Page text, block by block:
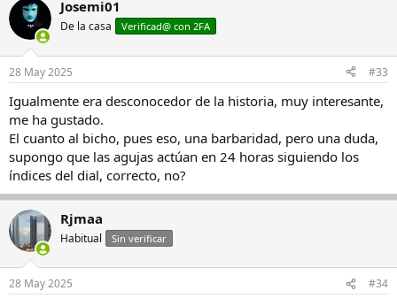
Josemi01
De la casa Verificad@ con 2FA
28 May 2025 #33
Igualmente era desconocedor de la historia, muy interesante,
me ha gustado.
El cuanto al bicho, pues eso, una barbaridad, pero una duda,
supongo que las agujas actúan en 24 horas siguiendo los
índices del dial, correcto, no?
Rjmaa
Habitual Sin verificar
28 May 2025 #34